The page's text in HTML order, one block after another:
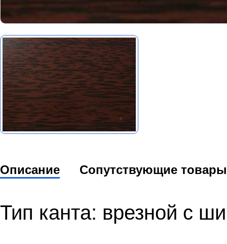
Описание Сопутствующие товары
Тип канта: врезной с